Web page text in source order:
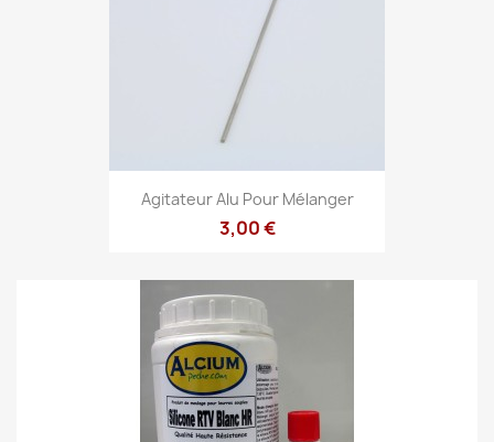
Agitateur Alu Pour Mélanger
3,00 €